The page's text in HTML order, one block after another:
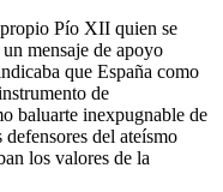
Pío XII quien se
mensaje de apoyo
que España como
de
baluarte inexpugnable de
del ateísmo
los valores de la